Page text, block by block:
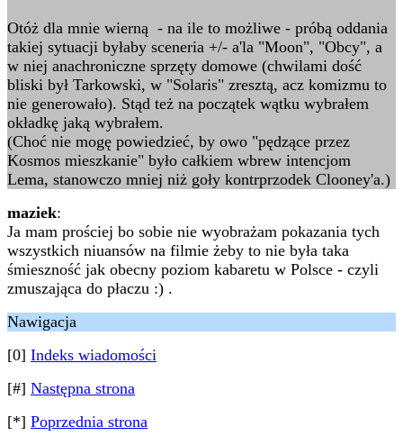
Otóż dla mnie wierną - na ile to możliwe - próbą oddania
takiej sytuacji byłaby sceneria +/- a'la "Moon", "Obcy", a
w niej anachroniczne sprzęty domowe (chwilami dość
bliski był Tarkowski, w "Solaris" zresztą, acz komizmu to
nie generowało). Stąd też na początek wątku wybrałem
okładkę jaką wybrałem.
(Choć nie mogę powiedzieć, by owo "pędzące przez
Kosmos mieszkanie" było całkiem wbrew intencjom
Lema, stanowczo mniej niż goły kontrprzodek Clooney'a.)
maziek:
Ja mam prościej bo sobie nie wyobrażam pokazania tych
wszystkich niuansów na filmie żeby to nie była taka
śmieszność jak obecny poziom kabaretu w Polsce - czyli
zmuszająca do płaczu :) .
Nawigacja
[0] Indeks wiadomości
[#] Następna strona
[*] Poprzednia strona